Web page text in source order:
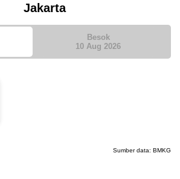
Jakarta
Besok
10 Aug 2026
Sumber data: BMKG